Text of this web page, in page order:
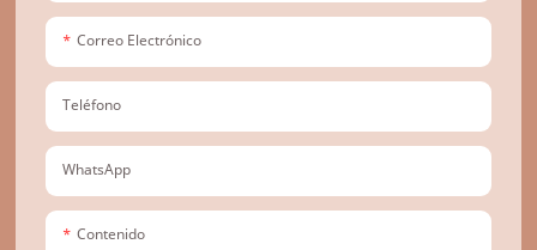
Correo Electrónico
Teléfono
WhatsApp
Contenido